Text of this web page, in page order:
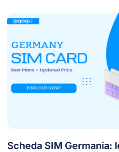
Scheda SIM Germania: